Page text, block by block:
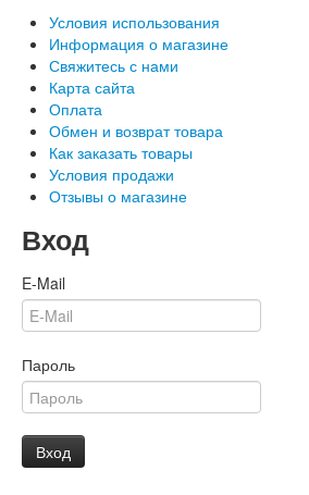
Условия использования
Информация о магазине
Свяжитесь с нами
Карта сайта
Оплата
Обмен и возврат товара
Как заказать товары
Условия продажи
Отзывы о магазине
Вход
E-Mail
Пароль
Вход